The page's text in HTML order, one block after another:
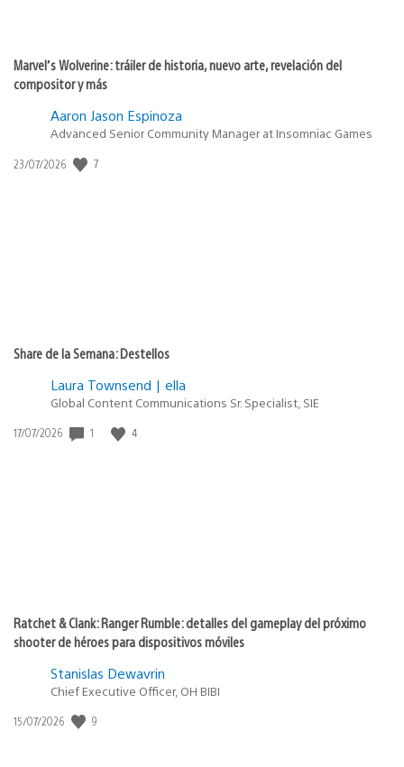
Marvel’s Wolverine: tráiler de historia, nuevo arte, revelación del
compositor y más
Aaron Jason Espinoza
Advanced Senior Community Manager at Insomniac Games
Fecha
23/07/2026 7
Share de la Semana: Destellos
Laura Townsend | ella
Global Content Communications Sr. Specialist, SIE
Fecha
17/07/2026 1 4
Ratchet & Clank: Ranger Rumble: detalles del gameplay del próximo
shooter de héroes para dispositivos móviles
Stanislas Dewavrin
Chief Executive Officer, OH BIBI
Fecha
15/07/2026 9